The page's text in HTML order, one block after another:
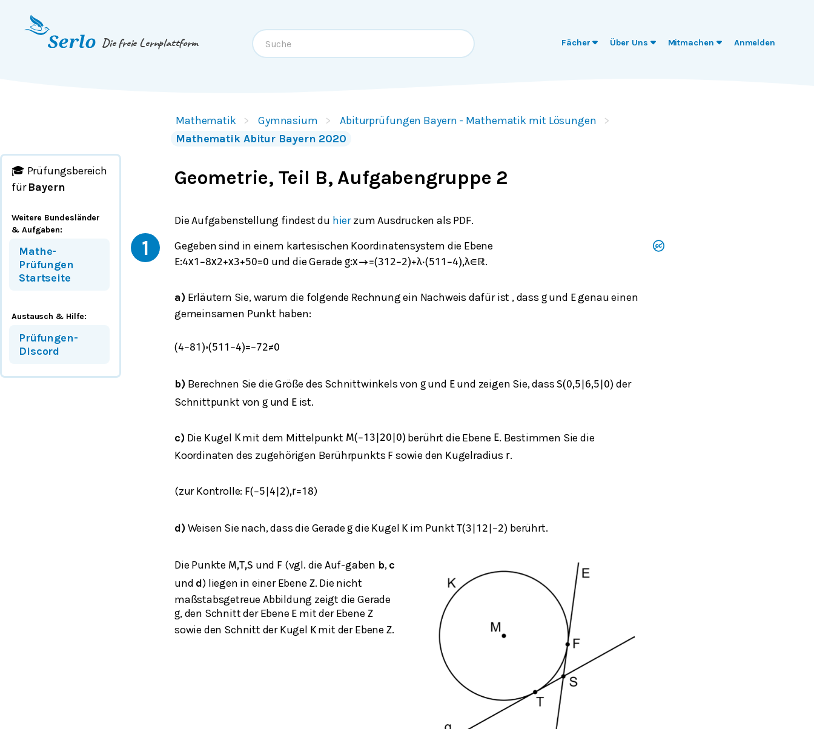
Springe zum
Die freie Lernplattform Fächer Über Uns Mitmachen Anmelden
Mathematik Gymnasium
Abiturprüfungen Bayern - Mathematik mit Lösungen
Mathematik Abitur Bayern 2020
Geometrie, Teil B, Aufgabengruppe 2
🎓 Prüfungsbereich
für Bayern
Weitere Bundesländer
& Aufgaben:
Mathe-
Prüfungen
Startseite
Austausch & Hilfe:
Prüfungen-
Discord
Die Aufgabenstellung findest du hierzum Ausdrucken als PDF.
1 Gegeben sind in einem kartesischen Koordinatensystem die Ebene
E:4x1 −8x2+x3+50=0 und die Gerade g:x→=(312−2)+λ⋅(511 −4),λ∈ ℝ.
a)Erläutern Sie, warum die folgende Rechnung ein Nachweis dafür ist , dass gund Egenau einen
gemeinsamen Punkt haben:
(4−81 )∘(511 −4)=−72≠0
b)Berechnen Sie die Größe des Schnittwinkels von gund Eund zeigen Sie, dassS(0,5 6,5 0) der
Schnittpunkt von gund Eist.
c)Die Kugel Kmit dem Mittelpunkt M(−13 20 0) berührt die Ebene E. Bestimmen Sie die
Koordinaten des zugehörigen Berührpunkts F sowie den Kugelradius r.
(zur Kontrolle: F(−5 4 2),r=18)
d)Weisen Sie nach, dass die Gerade g die Kugel K im PunktT(3 12 −2) berührt.
Die Punkte M,T,S und F(vgl. die Auf-gaben b,c
und d) liegen in einer Ebene Z. Die nicht
maßstabsgetreue Abbildung zeigt die Gerade
g, den Schnitt der Ebene E mit der Ebene Z
sowie den Schnitt der Kugel Kmit der Ebene Z.